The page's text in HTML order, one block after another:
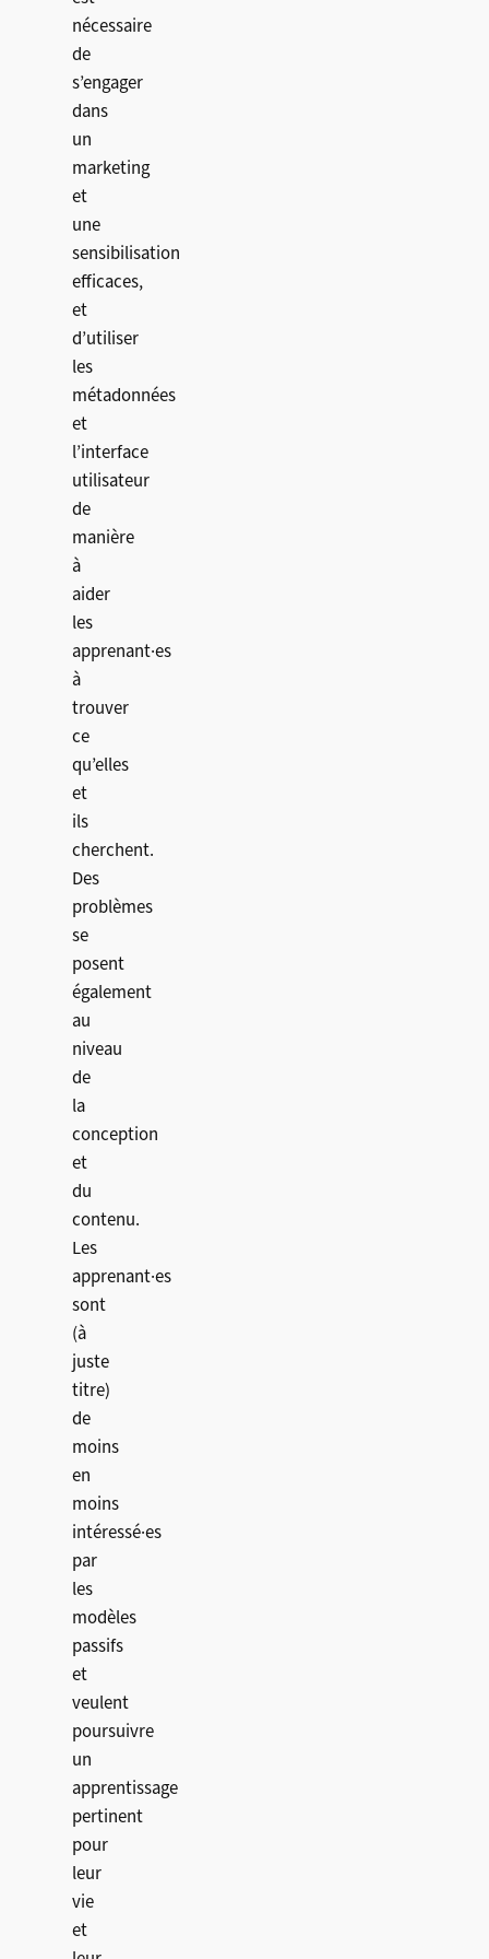
nécessaire
de
s’engager
dans
un
marketing
et
une
sensibilisation
efficaces,
et
d’utiliser
les
métadonnées
et
l’interface
utilisateur
de
manière
à
aider
les
apprenant·es
à
trouver
ce
qu’elles
et
ils
cherchent.
Des
problèmes
se
posent
également
au
niveau
de
la
conception
et
du
contenu.
Les
apprenant·es
sont
(à
juste
titre)
de
moins
en
moins
intéressé·es
par
les
modèles
passifs
et
veulent
poursuivre
un
apprentissage
pertinent
pour
leur
vie
et